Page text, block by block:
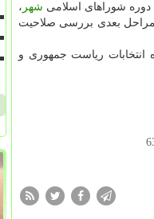
دوره شوراهای اسلامی شهر ،
تا مراحل بعدی بررسی صلاحیت
با سیزدهمین دوره انتخابات ریاست جمهوری و